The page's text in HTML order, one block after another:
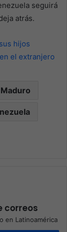
seguirá
atrás.
hijos
el extranjero
correos
en Latinoamérica